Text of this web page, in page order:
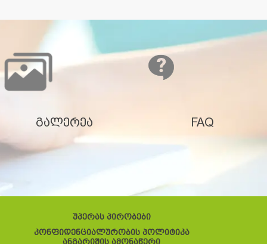
გალერეა FAQ
უპერას პირობები
კონფიდენციალურობის პოლიტიკა
ანგარიშის ამონაწერი